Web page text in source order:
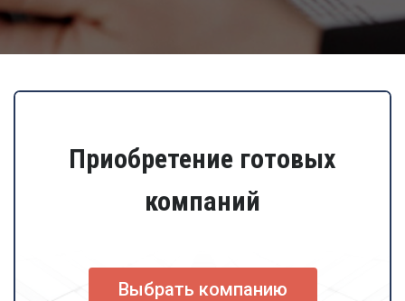
Приобретение готовых
компаний
Выбрать компанию